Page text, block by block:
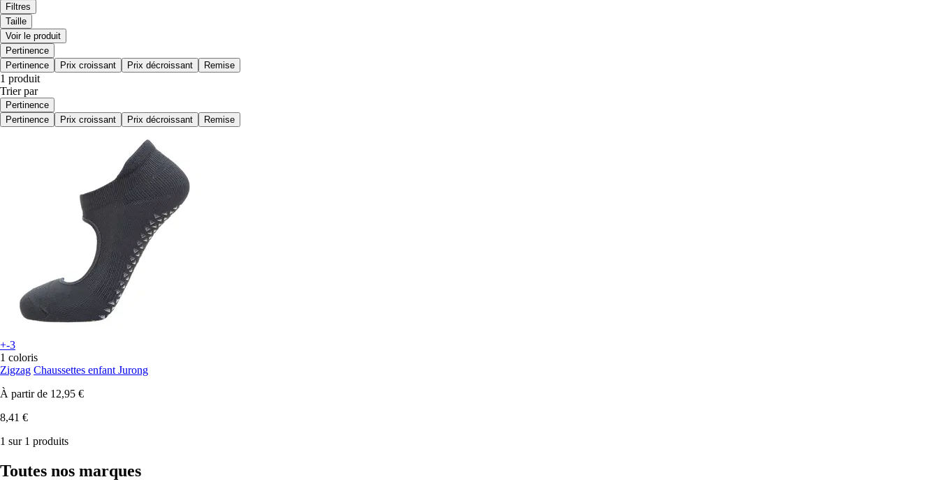
Filtres
Taille
Voir le produit
Pertinence
Pertinence
Prix croissant Prix décroissant Remise
1 produit
Trier par
Pertinence
Pertinence
Prix croissant Prix décroissant Remise
+-3
1 coloris
Zigzag Chaussettes enfant Jurong
À partir de 12,95 €
8,41 €
1 sur 1 produits
Toutes nos marques